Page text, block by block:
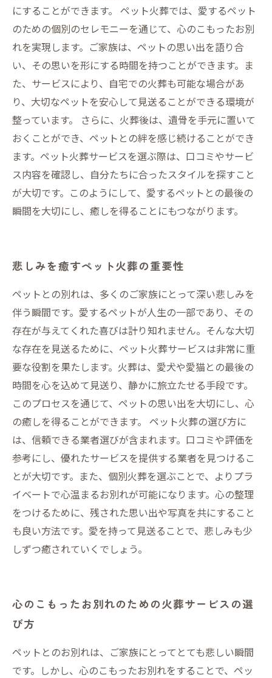
にすることができます。 ペット火葬では、愛するペット
のための個別のセレモニーを通じて、心のこもったお別
れを実現します。ご家族は、ペットの思い出を語り合
い、その思いを形にする時間を持つことができます。ま
た、サービスにより、自宅での火葬も可能な場合があ
り、大切なペットを安心して見送ることができる環境が
整っています。 さらに、火葬後は、遺骨を手元に置いて
おくことができ、ペットとの絆を感じ続けることができ
ます。ペット火葬サービスを選ぶ際は、口コミやサービ
ス内容を確認し、自分たちに合ったスタイルを探すこと
が大切です。このようにして、愛するペットとの最後の
瞬間を大切にし、癒しを得ることにもつながります。
悲しみを癒すペット火葬の重要性
ペットとの別れは、多くのご家族にとって深い悲しみを
伴う瞬間です。愛するペットが人生の一部であり、その
存在が与えてくれた喜びは計り知れません。そんな大切
な存在を見送るために、ペット火葬サービスは非常に重
要な役割を果たします。火葬は、愛犬や愛猫との最後の
時間を心を込めて見送り、静かに旅立たせる手段です。
このプロセスを通じて、ペットの思い出を大切にし、心
の癒しを得ることができます。 ペット火葬の選び方に
は、信頼できる業者選びが含まれます。口コミや評価を
参考にし、優れたサービスを提供する業者を見つけるこ
とが大切です。また、個別火葬を選ぶことで、よりプラ
イベートで心温まるお別れが可能になります。心の整理
をつけるために、残された思い出や写真を共にすること
も良い方法です。愛を持って見送ることで、悲しみも少
しずつ癒されていくでしょう。
心のこもったお別れのための火葬サービスの選
び方
ペットとのお別れは、ご家族にとってとても悲しい瞬間
です。しかし、心のこもったお別れをすることで、ペッ